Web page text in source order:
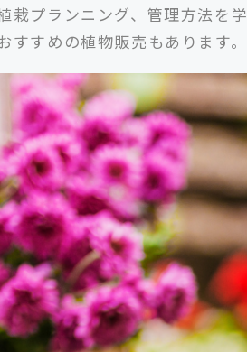
栽プランニング、管理方法を学
すすめの植物販売もあります。